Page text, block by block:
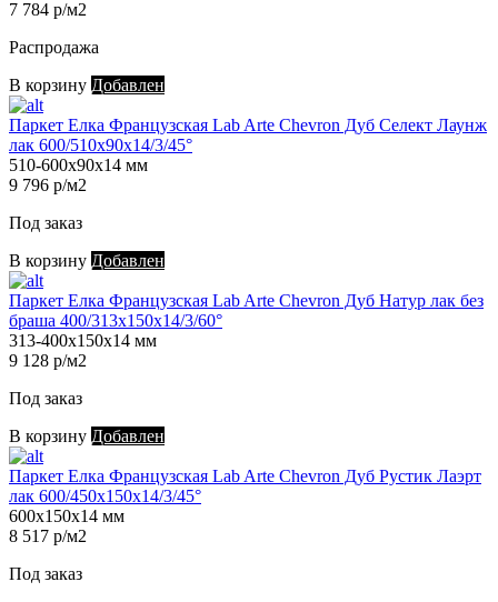
7 784 р/м2
Распродажа
В корзину Добавлен
Паркет Елка Французская Lab Arte Chevron Дуб Селект Лаунж
лак 600/510х90х14/3/45°
510-600х90х14 мм
9 796 р/м2
Под заказ
В корзину Добавлен
Паркет Елка Французская Lab Arte Chevron Дуб Натур лак без
браша 400/313х150х14/3/60°
313-400х150х14 мм
9 128 р/м2
Под заказ
В корзину Добавлен
Паркет Елка Французская Lab Arte Chevron Дуб Рустик Лаэрт
лак 600/450х150х14/3/45°
600х150х14 мм
8 517 р/м2
Под заказ